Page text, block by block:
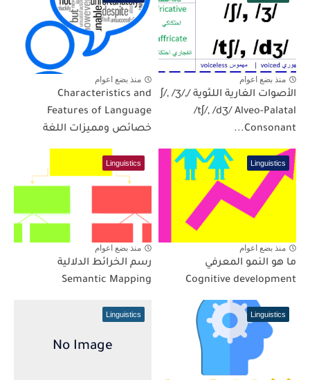
منذ بضع اعوام
الأصوات الغارية اللثوية /ʃ/, /ʒ/,
/tʃ/, /dʒ/ Alveo-Palatal
Consonant...
منذ بضع اعوام
Characteristics and
Features of Language
خصائص ومميزات اللغة
Linguistics
منذ بضع اعوام
ما هو النمو المعرفي
Cognitive development
Linguistics
منذ بضع اعوام
رسم الخرائط الدلالية
Semantic Mapping
Linguistics
Linguistics